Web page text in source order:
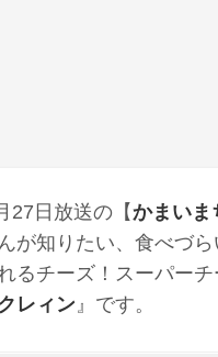
27日 放送の【かまいま
が知りたい、食べづ
るチーズ！スーパー
レィン』です。